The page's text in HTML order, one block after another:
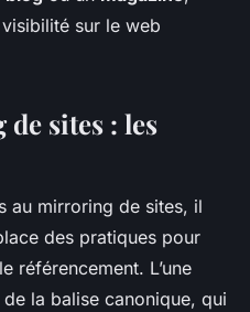
sur le web
sites : les
au mirroring de sites, il
des pratiques pour
référencement. L’une
de la balise canonique, qui